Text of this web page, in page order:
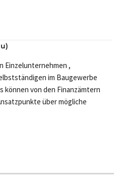
Einzelunternehmen ,
im Baugewerbe
können von den Finanzämtern
über mögliche